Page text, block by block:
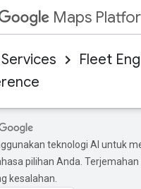
Maps
Fleet
teknologi AI untuk
pilihan Anda.
kesalahan.